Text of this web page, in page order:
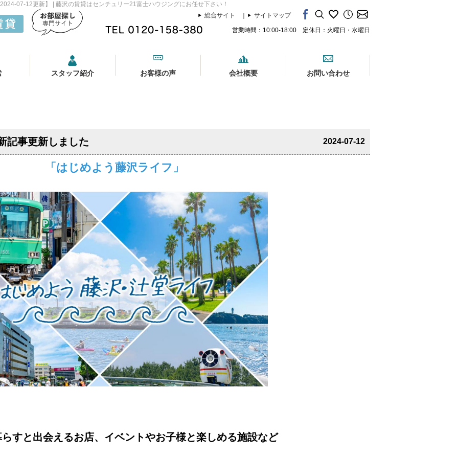
07-12更新】 | 藤沢の賃貸はセンチュリー21富士ハウジングにお任せ下さい！
総合サイト
サイトマップ
営業時間：10:00-18:00 定休日：火曜日・水曜日
スタッフ紹介 お客様の声 会社概要 お問い合わせ
記事更新しました 2024-07-12
「はじめよう藤沢ライフ」
すと出会えるお店、イベントやお子様と楽しめる施設など